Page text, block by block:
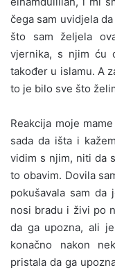
čega sam uvidjela
što sam željela
vjernika, s njim ću
također u islamu. A
to je bilo sve što
Reakcija moje
sada da išta i
vidim s njim, niti da
to obavim. Dovila
pokušavala sam
nosi bradu i živi po
da ga upozna, ali
konačno nakon
pristala da ga